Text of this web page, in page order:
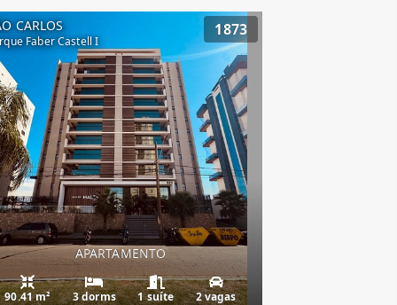
CARLOS
Faber Castell I
1873
APARTAMENTO
90.41 m² 3 dorms 1 suíte 2 vagas